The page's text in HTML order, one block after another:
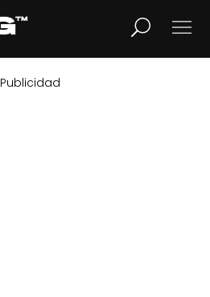
LIFESTYLE
Publicidad